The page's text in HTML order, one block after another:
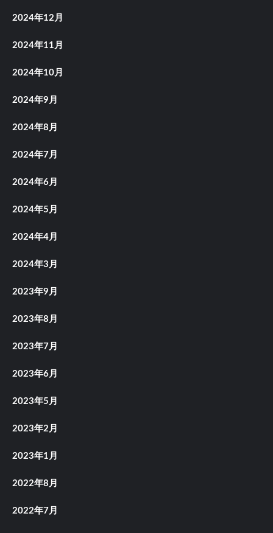
2024年12月
2024年11月
2024年10月
2024年9月
2024年8月
2024年7月
2024年6月
2024年5月
2024年4月
2024年3月
2023年9月
2023年8月
2023年7月
2023年6月
2023年5月
2023年2月
2023年1月
2022年8月
2022年7月